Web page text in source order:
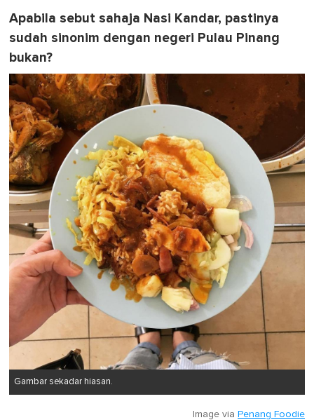
Apabila sebut sahaja Nasi Kandar, pastinya
sudah sinonim dengan negeri Pulau Pinang
bukan?
Gambar sekadar hiasan.
Image via Penang Foodie